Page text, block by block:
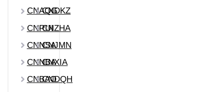
CNAQG
CNDKZ
CNRUICNZHA
CNNSACNJMN
CNNBA
CNXIA
CNBAOCNDQH